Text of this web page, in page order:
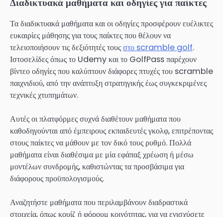
Διαδικτυακά μαθήματα και οδηγίες για παίκτες
Τα διαδικτυακά μαθήματα και οι οδηγίες προσφέρουν ευέλικτες
ευκαιρίες μάθησης για τους παίκτες που θέλουν να
τελειοποιήσουν τις δεξιότητές τουςστο scramble golf.
Ιστοσελίδες όπως το Udemy και το GolfPass παρέχουν
βίντεο οδηγίες που καλύπτουν διάφορες πτυχές του scramble
παιχνιδιού, από την ανάπτυξη στρατηγικής έως συγκεκριμένες
τεχνικές χτυπημάτων.
Αυτές οι πλατφόρμες συχνά διαθέτουν μαθήματα που
καθοδηγούνται από έμπειρους εκπαιδευτές γκολφ, επιτρέποντας
στους παίκτες να μάθουν με τον δικό τους ρυθμό. Πολλά
μαθήματα είναι διαθέσιμα με μία εφάπαξ χρέωση ή μέσω
μοντέλων συνδρομής, καθιστώντας τα προσβάσιμα για
διάφορους προϋπολογισμούς.
Αναζητήστε μαθήματα που περιλαμβάνουν διαδραστικά
στοιχεία, όπως κουίζ ή φόρουμ κοινότητας, για να ενισχύσετε